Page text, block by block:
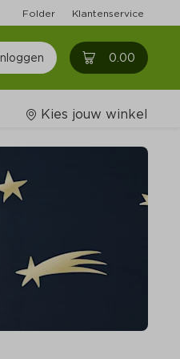
Folder Klantenservice
Inloggen 0.00 0
Kies jouw winkel